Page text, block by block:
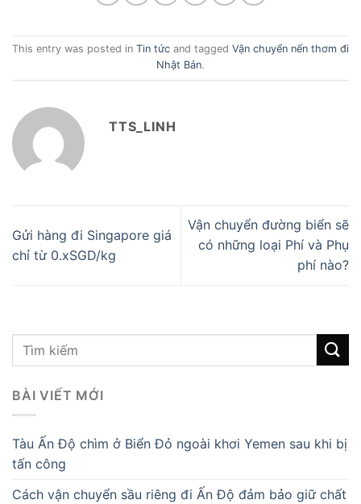
This entry was posted in Tin tức and tagged Vận chuyển nến thơm đi
Nhật Bản.
TTS_LINH
Gửi hàng đi Singapore giá
chỉ từ 0.xSGD/kg
Vận chuyển đường biển sẽ
có những loại Phí và Phụ
phí nào?
BÀI VIẾT MỚI
Tàu Ấn Độ chìm ở Biển Đỏ ngoài khơi Yemen sau khi bị
tấn công
Cách vận chuyển sầu riêng đi Ấn Độ đảm bảo giữ chất